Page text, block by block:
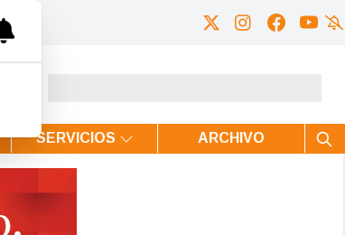
SERVICIOS ARCHIVO